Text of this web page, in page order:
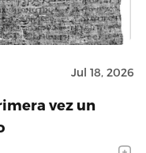
Jul 18, 2026
vez un